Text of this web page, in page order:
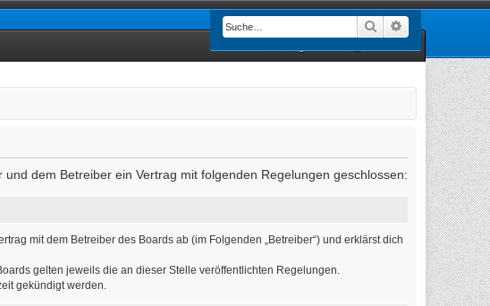
Suche
dem Betreiber ein Vertrag mit folgenden Regelungen geschlossen:
mit dem Betreiber des Boards ab (im Folgenden „Betreiber“) und erklärst dich
gelten jeweils die an dieser Stelle veröffentlichten Regelungen.
gekündigt werden.